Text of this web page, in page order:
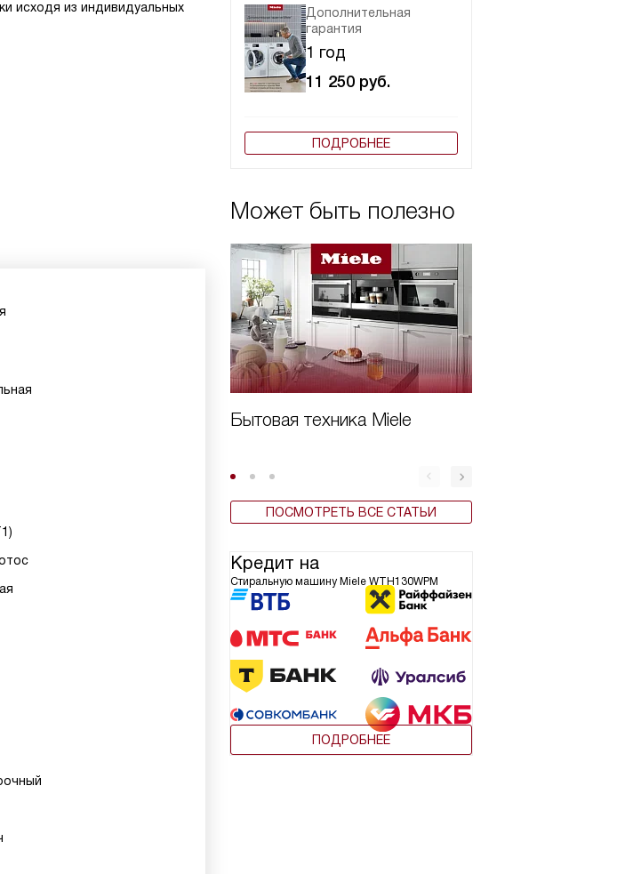
Дополнительная
гарантия
1 год
11 250 руб.
ПОДРОБНЕЕ
Может быть полезно
Бытовая техника Miele
ПОСМОТРЕТЬ ВСЕ СТАТЬИ
Кредит на
Стиральную машину Miele WTH130WPM
ПОДРОБНЕЕ
исходя из индивидуальных